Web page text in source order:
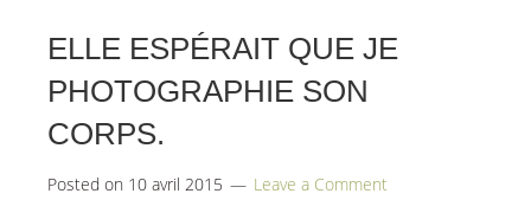
ELLE ESPÉRAIT QUE JE
PHOTOGRAPHIE SON
CORPS.
Posted on 10 avril 2015 Leave a Comment